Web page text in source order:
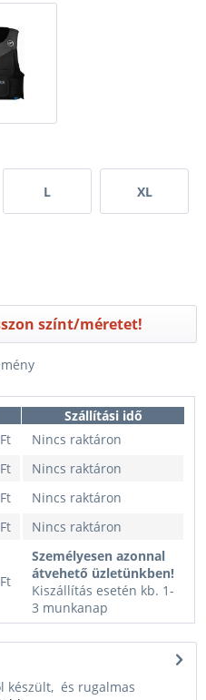
L XL
színt/méretet!
Szállítási idő
Nincs raktáron
Nincs raktáron
Nincs raktáron
Nincs raktáron
Személyesen azonnal
átvehető üzletünkben!
Kiszállítás esetén kb. 1-
3 munkanap
Személyesen azonnal
készült, és rugalmas